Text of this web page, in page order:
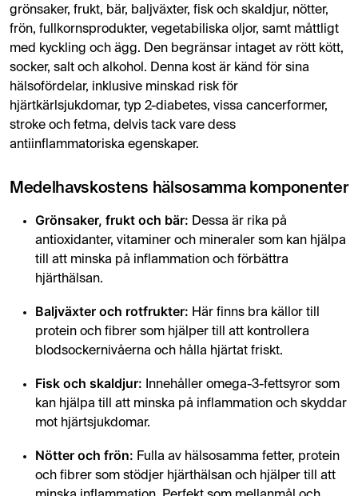
Fullkornsprodukter
Vegetabiliska oljor
Kyckling och ägg
Ris
Livsmedel att begränsa
Rött kött
Salt
Alkohol
Medelhavskosten stödjer en hälsosam livsstil och
grönsaker, frukt, bär, baljväxter, fisk och skaldjur, nötter,
frön, fullkornsprodukter, vegetabiliska oljor, samt måttligt
med kyckling och ägg. Den begränsar intaget av rött kött,
socker, salt och alkohol. Denna kost är känd för sina
hälsofördelar, inklusive minskad risk för
hjärtkärlsjukdomar, typ 2-diabetes, vissa cancerformer,
stroke och fetma, delvis tack vare dess
antiinflammatoriska egenskaper.
Medelhavskostens hälsosamma komponenter
Grönsaker, frukt och bär: Dessa är rika på
antioxidanter, vitaminer och mineraler som kan hjälpa
till att minska på inflammation och förbättra
hjärthälsan.
Baljväxter och rotfrukter: Här finns bra källor till
protein och fibrer som hjälper till att kontrollera
blodsockernivåerna och hålla hjärtat friskt.
Fisk och skaldjur: Innehåller omega-3-fettsyror som
kan hjälpa till att minska på inflammation och skyddar
mot hjärtsjukdomar.
Nötter och frön: Fulla av hälsosamma fetter, protein
och fibrer som stödjer hjärthälsan och hjälper till att